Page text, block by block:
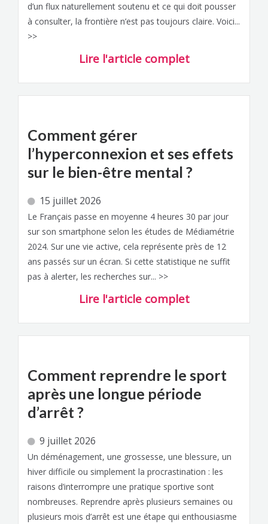
d’un flux naturellement soutenu et ce qui doit pousser
à consulter, la frontière n’est pas toujours claire. Voici...
>>
Lire l'article complet
Comment gérer
l’hyperconnexion et ses effets
sur le bien-être mental ?
15 juillet 2026
Le Français passe en moyenne 4 heures 30 par jour
sur son smartphone selon les études de Médiamétrie
2024. Sur une vie active, cela représente près de 12
ans passés sur un écran. Si cette statistique ne suffit
pas à alerter, les recherches sur... >>
Lire l'article complet
Comment reprendre le sport
après une longue période
d’arrêt ?
9 juillet 2026
Un déménagement, une grossesse, une blessure, un
hiver difficile ou simplement la procrastination : les
raisons d’interrompre une pratique sportive sont
nombreuses. Reprendre après plusieurs semaines ou
plusieurs mois d’arrêt est une étape qui enthousiasme